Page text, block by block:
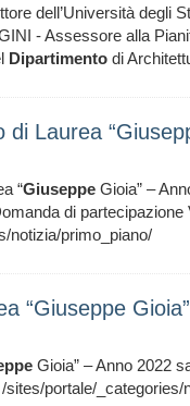
dell’Università degli
- Assessore alla
Dipartimento di
di Laurea
“Giuseppe Gioia” –
di
notizia/primo_piano/
“Giuseppe
Gioia” – Anno 2022
portale/_categories/